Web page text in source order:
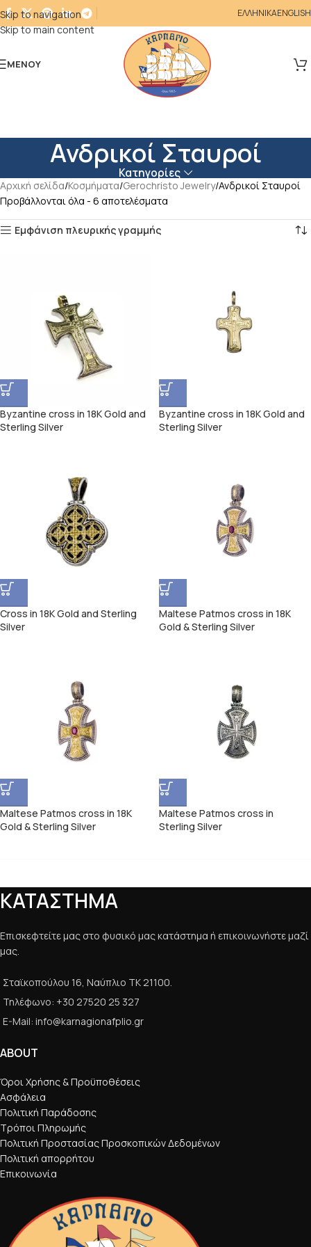
Skip to navigation
Skip to main content
ΕΛΛΗΝΙΚΑENGLISH
ΜΕΝΟΎ
Ανδρικοί Σταυροί
Κατηγορίες
Αρχική σελίδα Κοσμήματα Gerochristo Jewelry Ανδρικοί Σταυροί
Προβάλλονται όλα - 6 αποτελέσματα
Εμφάνιση πλευρικής γραμμής
Byzantine cross in 18K Gold and
Sterling Silver
Byzantine cross in 18K Gold and
Sterling Silver
Cross in 18K Gold and Sterling
Silver
Maltese Patmos cross in 18K
Gold & Sterling Silver
Maltese Patmos cross in 18K
Gold & Sterling Silver
Maltese Patmos cross in
Sterling Silver
ΚΑΤΑΣΤΗΜΑ
Επισκεφτείτε μας στο φυσικό μας κατάστημα ή επικοινωνήστε μαζί
μας.
Σταϊκοπούλου 16, Ναύπλιο ΤΚ 21100.
Τηλέφωνο: +30 27520 25 327
E-Mail: info@karnagionafplio.gr
ABOUT
Όροι Χρήσης & Προϋποθέσεις
Ασφάλεια
Πολιτική Παράδοσης
Τρόποι Πληρωμής
Πολιτική Προστασίας Προσκοπικών Δεδομένων
Πολιτική απορρήτου
Επικοινωνία